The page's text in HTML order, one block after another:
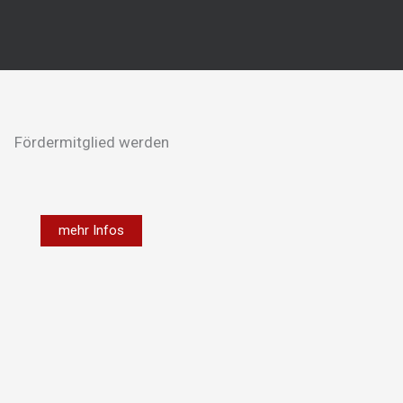
Fördermitglied werden
mehr Infos